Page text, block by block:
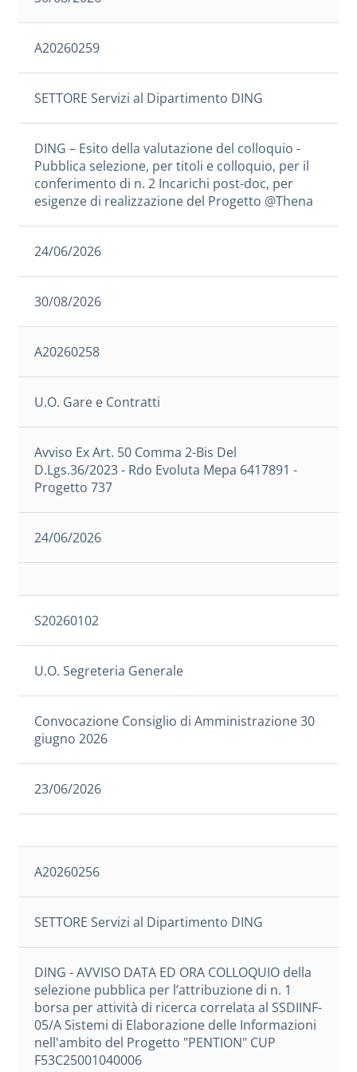
A20260259
SETTORE Servizi al Dipartimento DING
DING – Esito della valutazione del colloquio -
Pubblica selezione, per titoli e colloquio, per il
conferimento di n. 2 Incarichi post-doc, per
esigenze di realizzazione del Progetto @Thena
24/06/2026
30/08/2026
A20260258
U.O. Gare e Contratti
Avviso Ex Art. 50 Comma 2-Bis Del
D.Lgs.36/2023 - Rdo Evoluta Mepa 6417891 -
Progetto 737
24/06/2026
S20260102
U.O. Segreteria Generale
Convocazione Consiglio di Amministrazione 30
giugno 2026
23/06/2026
A20260256
SETTORE Servizi al Dipartimento DING
DING - AVVISO DATA ED ORA COLLOQUIO della
selezione pubblica per l’attribuzione di n. 1
borsa per attività di ricerca correlata al SSDIINF-
05/A Sistemi di Elaborazione delle Informazioni
nell'ambito del Progetto "PENTION" CUP
F53C25001040006